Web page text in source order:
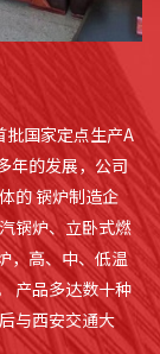
国家定点生产A
年的发展，公司
的 锅炉制造企
锅炉、立卧式燃
，高、中、低温
产品多达数十种
与西安交通大